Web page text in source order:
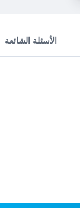
الأسئلة الشائعة